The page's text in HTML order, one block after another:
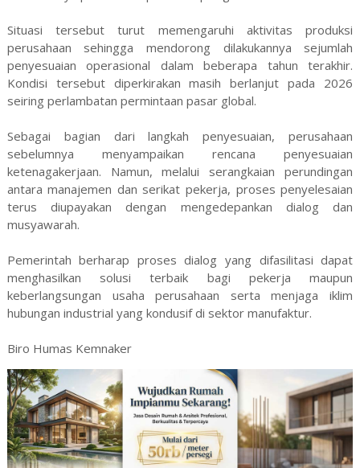
Situasi tersebut turut memengaruhi aktivitas produksi
perusahaan sehingga mendorong dilakukannya sejumlah
penyesuaian operasional dalam beberapa tahun terakhir.
Kondisi tersebut diperkirakan masih berlanjut pada 2026
seiring perlambatan permintaan pasar global.
Sebagai bagian dari langkah penyesuaian, perusahaan
sebelumnya menyampaikan rencana penyesuaian
ketenagakerjaan. Namun, melalui serangkaian perundingan
antara manajemen dan serikat pekerja, proses penyelesaian
terus diupayakan dengan mengedepankan dialog dan
musyawarah.
Pemerintah berharap proses dialog yang difasilitasi dapat
menghasilkan solusi terbaik bagi pekerja maupun
keberlangsungan usaha perusahaan serta menjaga iklim
hubungan industrial yang kondusif di sektor manufaktur.
Biro Humas Kemnaker